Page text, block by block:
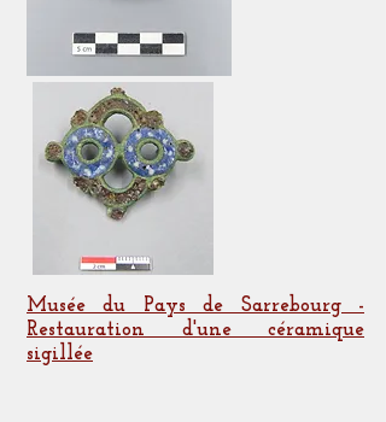
Musée du Pays de Sarrebourg -
Restauration d'une céramique
sigillée